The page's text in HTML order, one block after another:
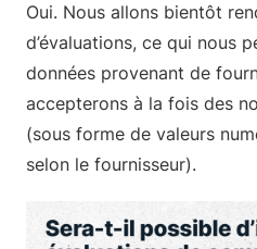
Oui. Nous allons bientôt
d’évaluations, ce qui nous
données provenant de
accepterons à la fois des
(sous forme de valeurs
selon le fournisseur).